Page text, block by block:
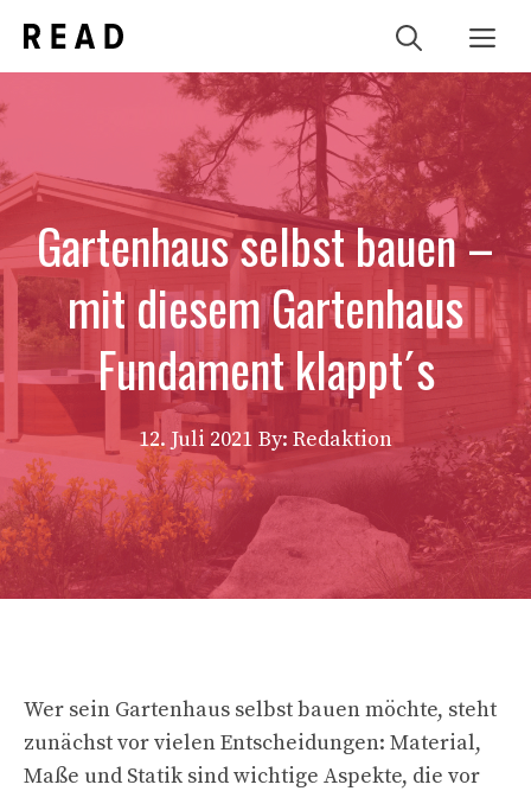
Inhalt
springen
Gartenhaus selbst bauen –
mit diesem Gartenhaus
Fundament klappt´s
12. Juli 2021 By: Redaktion
Wer sein Gartenhaus selbst bauen möchte, steht
zunächst vor vielen Entscheidungen: Material,
Maße und Statik sind wichtige Aspekte, die vor